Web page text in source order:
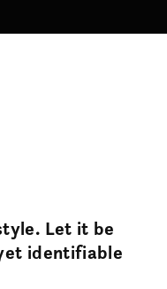
Let it be
identifiable